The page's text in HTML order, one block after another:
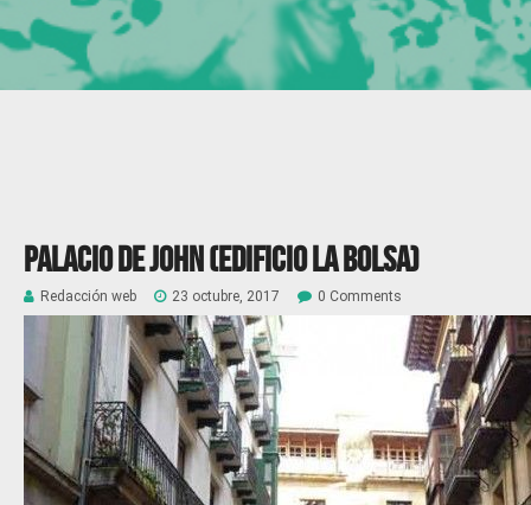
Palacio de John (Edificio La Bolsa)
Redacción web 23 octubre, 2017 0 Comments